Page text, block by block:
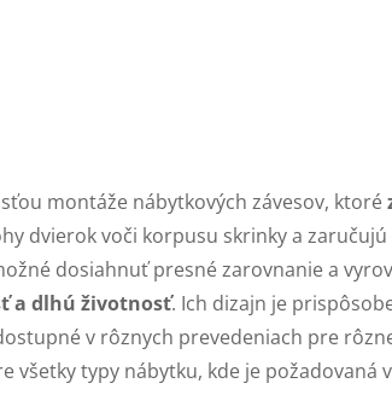
montáže nábytkových závesov, ktoré
dvierok voči korpusu skrinky a
dosiahnuť presné zarovnanie a
a dlhú životnosť. Ich dizajn je
v rôznych prevedeniach pre
všetky typy nábytku, kde je požadovaná